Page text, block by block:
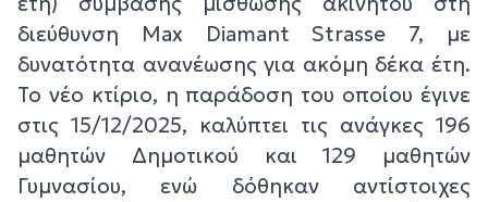
διεύθυνση Max Diamant Strasse 7, με
δυνατότητα ανανέωσης για ακόμη δέκα έτη.
Το νέο κτίριο, η παράδοση του οποίου έγινε
στις 15/12/2025, καλύπτει τις ανάγκες 196
μαθητών Δημοτικού και 129 μαθητών
Γυμνασίου, ενώ δόθηκαν αντίστοιχες